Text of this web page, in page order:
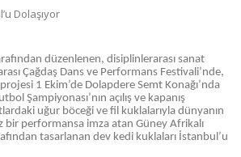
düzenlenen, disiplinlerarası sanat
Çağdaş Dans ve Performans Festivali’nde,
1 Ekim’de Dolapdere Semt Konağı’nda
Şampiyonası’nın açılış ve kapanış
uğur böceği ve fil kuklalarıyla dünyanın
bir performansa imza atan Güney Afrikalı
tasarlanan dev kedi kuklaları İstanbul’u